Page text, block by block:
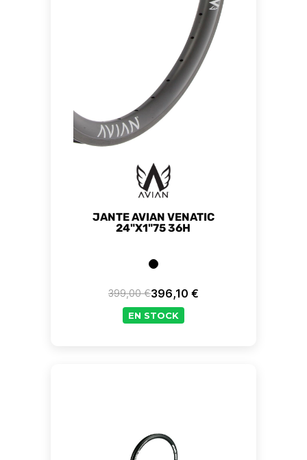
JANTE AVIAN VENATIC
24"X1"75 36H
Prix de base
399,00 €Prix
396,10 €
EN STOCK